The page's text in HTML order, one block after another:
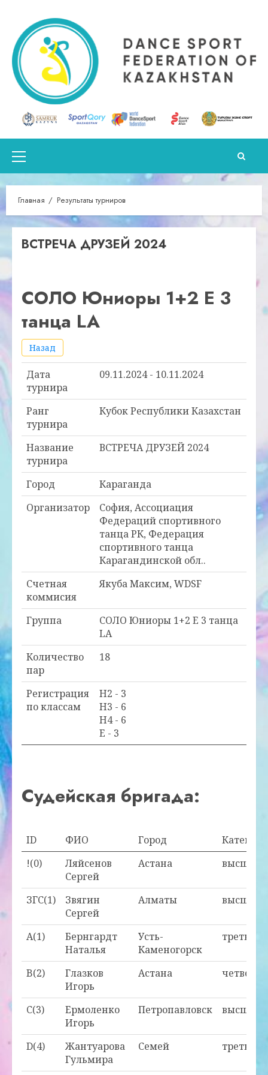
содержимому
Основное
меню
Главная Результаты турниров
ВСТРЕЧА ДРУЗЕЙ 2024
СОЛО Юниоры 1+2 E 3
танца LA
Назад
Дата
турнира
09.11.2024 - 10.11.2024
Ранг
турнира
Кубок Республики Казахстан
Название
турнира
ВСТРЕЧА ДРУЗЕЙ 2024
Город
Караганда
Организатор
София, Ассоциация
Федераций спортивного
танца РК, Федерация
спортивного танца
Карагандинской обл..
Счетная
коммисия
Якуба Максим, WDSF
Группа
СОЛО Юниоры 1+2 E 3 танца
LA
Количество
пар
18
Регистрация
по классам
H2 - 3
H3 - 6
H4 - 6
E - 3
Судейская бригада:
ID ФИО Город
!(0)
Ляйсенов
Сергей
Астана высшая
ЗГС(1)
Звягин
Сергей
Алматы высшая
A(1)
Бернгардт
Наталья
Усть-
Каменогорск
третья
B(2)
Глазков
Игорь
Астана
C(3)
Ермоленко
Игорь
Петропавловск высшая
D(4)
Жантуарова
Гульмира
Семей третья